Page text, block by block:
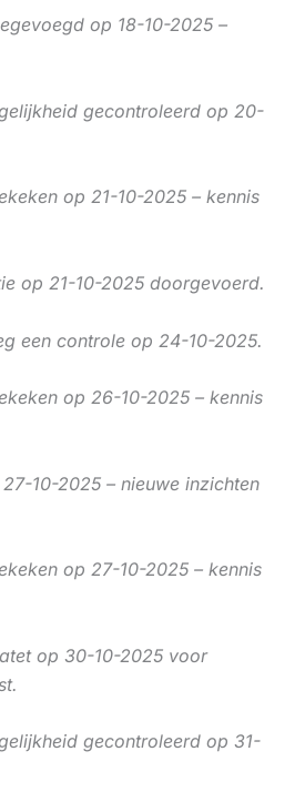
op 18-10-2025 –
gecontroleerd op 20-
op 21-10-2025 – kennis
op 21-10-2025 doorgevoerd.
een controle op 24-10-2025.
op 26-10-2025 – kennis
10-2025 – nieuwe inzichten
op 27-10-2025 – kennis
op 30-10-2025 voor
gecontroleerd op 31-